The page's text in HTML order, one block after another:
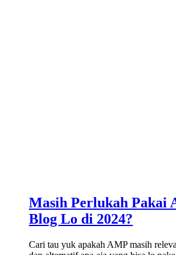
Masih Perlukah Pakai
Blog Lo di 2024?
Cari tau yuk apakah AMP masih